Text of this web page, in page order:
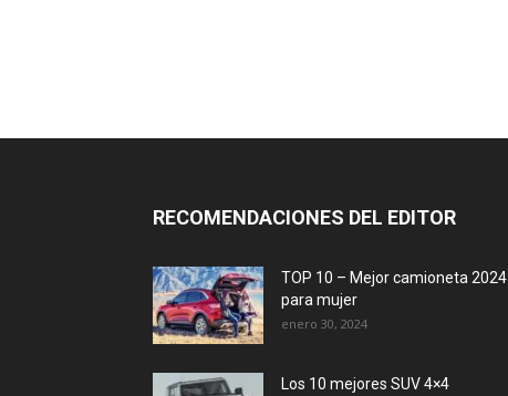
RECOMENDACIONES DEL EDITOR
TOP 10 – Mejor camioneta 2024
para mujer
enero 30, 2024
Los 10 mejores SUV 4×4